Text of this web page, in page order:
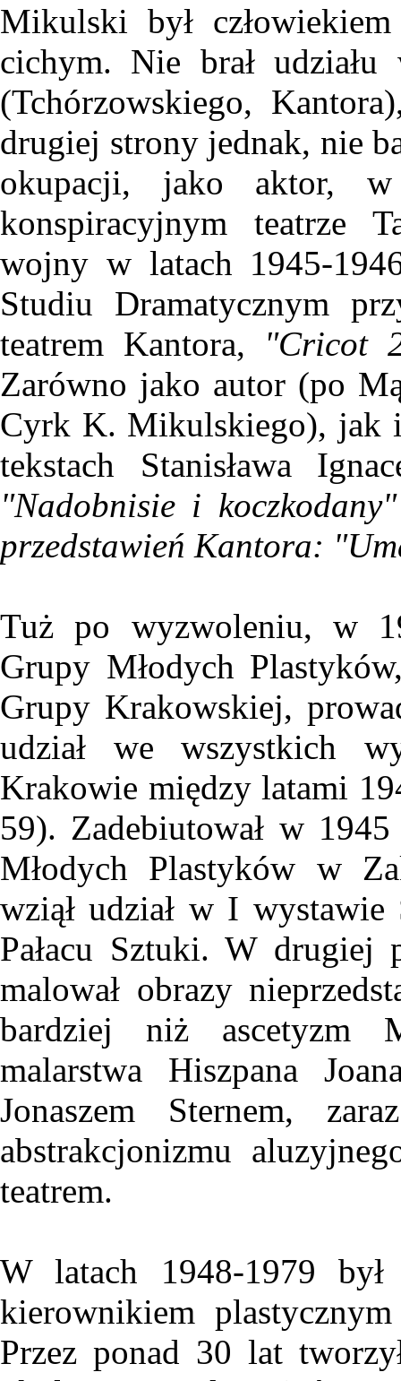
Mikulski był
cichym. Nie brał
(Tchórzowskiego,
drugiej strony jednak, nie
okupacji, jako aktor, w
konspiracyjnym teatrze
wojny w latach 1945-
Studiu Dramatycznym
teatrem Kantora,
"Cricot
Zarówno jako autor (po
Cyrk K. Mikulskiego), jak i
tekstach Stanisława
"Nadobnisie i
przedstawień Kantora:
Tuż po wyzwoleniu, w
Grupy Młodych
Grupy Krakowskiej,
udział we wszystkich
Krakowie między latami
59). Zadebiutował w
Młodych Plastyków w
wziął udział w I
Pałacu Sztuki. W drugiej
malował obrazy
bardziej niż ascetyzm
malarstwa Hiszpana
Jonaszem Sternem,
abstrakcjonizmu
teatrem.
W latach 1948-1979 był
kierownikiem
Przez ponad 30 lat